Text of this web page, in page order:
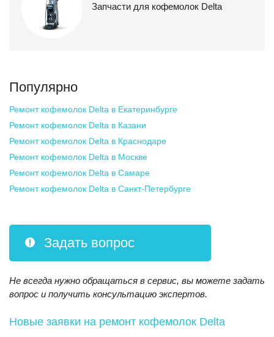
Запчасти для кофемолок Delta
Популярно
Ремонт кофемолок Delta в Екатеринбурге
Ремонт кофемолок Delta в Казани
Ремонт кофемолок Delta в Краснодаре
Ремонт кофемолок Delta в Москве
Ремонт кофемолок Delta в Самаре
Ремонт кофемолок Delta в Санкт-Петербурге
Задать вопрос
Не всегда нужно обращаться в сервис, вы можете задать
вопрос и получить консультацию экспертов.
Новые заявки на ремонт кофемолок Delta